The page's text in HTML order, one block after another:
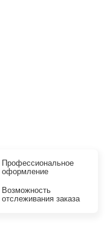
Профессиональное
оформление
Возможность
отслеживания заказа